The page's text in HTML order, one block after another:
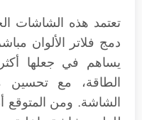
تعتمد هذه الشاشات
دمج فلاتر الألوان
يساهم في جعلها
الطاقة، مع
الشاشة. ومن المتوقع